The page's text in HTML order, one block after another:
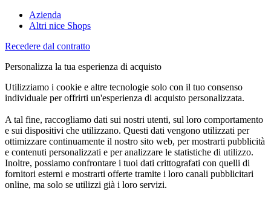
Azienda
Altri nice Shops
Recedere dal contratto
Personalizza la tua esperienza di acquisto
Utilizziamo i cookie e altre tecnologie solo con il tuo consenso
individuale per offrirti un'esperienza di acquisto personalizzata.
A tal fine, raccogliamo dati sui nostri utenti, sul loro comportamento
e sui dispositivi che utilizzano. Questi dati vengono utilizzati per
ottimizzare continuamente il nostro sito web, per mostrarti pubblicità
e contenuti personalizzati e per analizzare le statistiche di utilizzo.
Inoltre, possiamo confrontare i tuoi dati crittografati con quelli di
fornitori esterni e mostrarti offerte tramite i loro canali pubblicitari
online, ma solo se utilizzi già i loro servizi.